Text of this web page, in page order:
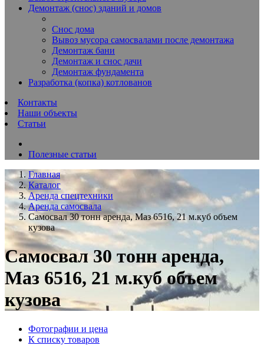
Демонтаж (снос) зданий и домов
Снос дома
Вывоз мусора самосвалами после демонтажа
Демонтаж бани
Демонтаж и снос дачи
Демонтаж фундамента
Разработка (копка) котлованов
Контакты
Наши объекты
Статьи
Полезные статьи
Главная
Каталог
Аренда спецтехники
Аренда самосвала
Самосвал 30 тонн аренда, Маз 6516, 21 м.куб объем
кузова
Самосвал 30 тонн аренда,
Маз 6516, 21 м.куб объем
кузова
Фотографии и цена
К списку товаров